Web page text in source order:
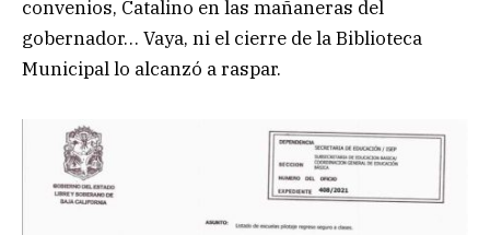
convenios, Catalino en las mañaneras del
gobernador… Vaya, ni el cierre de la Biblioteca
Municipal lo alcanzó a raspar.